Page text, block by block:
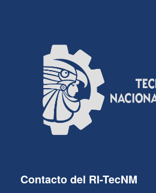
Contacto del RI-TecNM